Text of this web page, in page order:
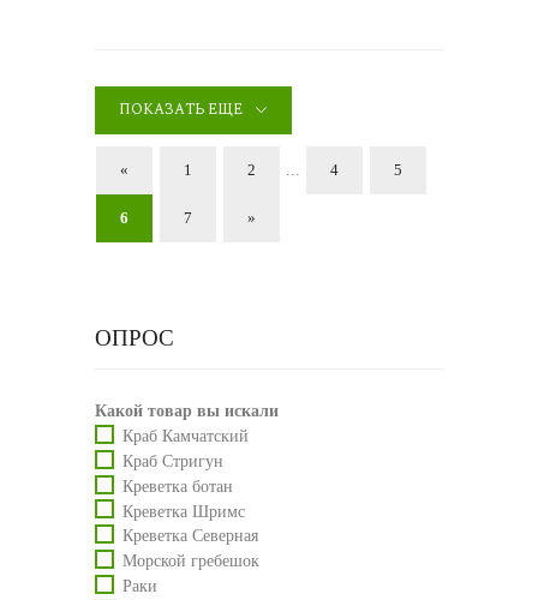
ПОКАЗАТЬ ЕЩЕ
« 1 2 ... 4 5
6 7 »
ОПРОС
Какой товар вы искали
Краб Камчатский
Краб Стригун
Креветка ботан
Креветка Шримс
Креветка Северная
Морской гребешок
Раки